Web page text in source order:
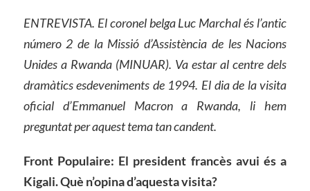
ENTREVISTA. El coronel belga Luc Marchal és l’antic
número 2 de la Missió d’Assistència de les Nacions
Unides a Rwanda (MINUAR). Va estar al centre dels
dramàtics esdeveniments de 1994. El dia de la visita
oficial d’Emmanuel Macron a Rwanda, li hem
preguntat per aquest tema tan candent.
Front Populaire: El president francès avui és a
Kigali. Què n’opina d’aquesta visita?